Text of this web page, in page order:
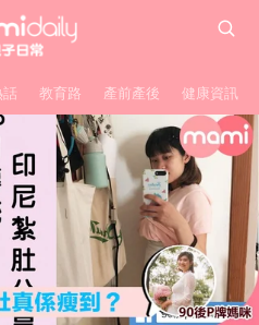
教育路 產前產後 健康資訊